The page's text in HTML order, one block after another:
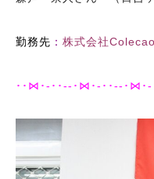
勤務先 ： 株式会社Colecao
･･⋈･-･･--･⋈･-･･--･⋈･